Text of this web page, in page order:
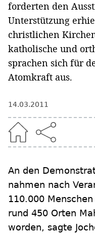
forderten den
Unterstützung
christlichen
katholische und
sprachen sich für
Atomkraft aus.
14.03.2011
An den
nahmen nach
110.000
rund 450 Orten
worden, sagte